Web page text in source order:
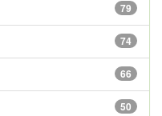
79
74
66
50